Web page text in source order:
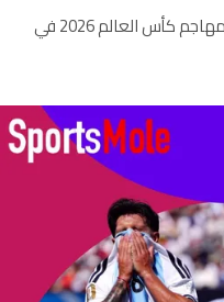
تم التصويت للأسطورة الأرجنتينية ليونيل ميسي Sports Mole هو مهاجم كأس العالم 2026 في